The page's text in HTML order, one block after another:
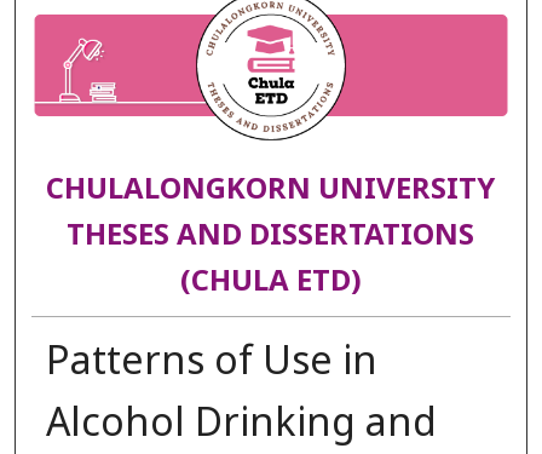
CHULALONGKORN UNIVERSITY
THESES AND DISSERTATIONS
(CHULA ETD)
Patterns of Use in
Alcohol Drinking and